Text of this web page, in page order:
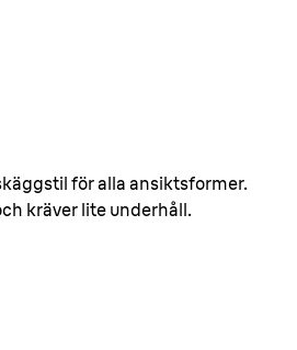
för alla ansiktsformer.
kräver lite underhåll.